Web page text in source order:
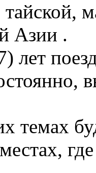
Азии .
лет
темах